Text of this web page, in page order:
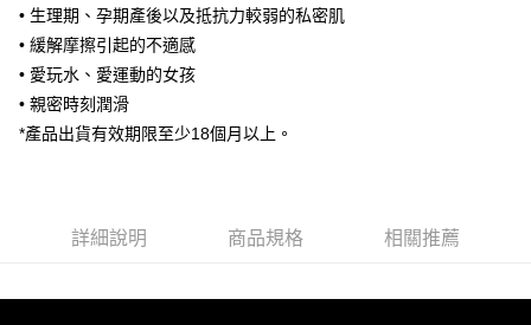
付款後7-11取貨（出貨後3~5天送達門市）
每筆NT$65，滿NT$599(含以上)免運費
宅配－黑貓宅急便（出貨後2~3天送達）
每筆NT$100，滿NT$799(含以上)免運費
• 生理期、孕期產後以及抵抗力較弱的私密肌
• 緩解摩擦引起的不適感
• 愛玩水、愛運動的女孩
• 親密時刻潤滑
*產品出貨有效期限至少18個月以上。
詳細說明 商品規格 相關推薦